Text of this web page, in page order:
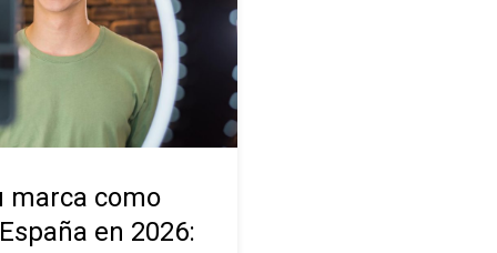
marca como
en 2026: